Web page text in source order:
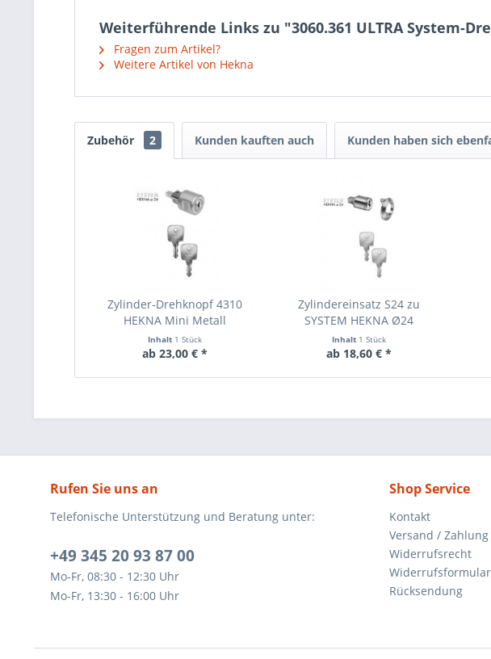
Weiterführende Links zu "3060.361 ULTRA System-
Fragen zum Artikel?
Weitere Artikel von Hekna
Zubehör 2 Kunden kauften auch Kunden haben sich
Zylinder-Drehknopf 4310
HEKNA Mini Metall
Inhalt 1 Stück
ab 23,00 € *
Zylindereinsatz S24 zu
SYSTEM HEKNA Ø24
Inhalt 1 Stück
ab 18,60 € *
Rufen Sie uns an
Telefonische Unterstützung und Beratung unter:
+49 345 20 93 87 00
Mo-Fr, 08:30 - 12:30 Uhr
Mo-Fr, 13:30 - 16:00 Uhr
Shop Service
Kontakt
Versand / Zahlung
Widerrufsrecht
Widerrufsformular
Rücksendung